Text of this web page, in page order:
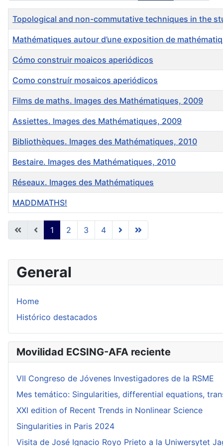
General
Home
Histórico destacados
Movilidad ECSING-AFA reciente
VII Congreso de Jóvenes Investigadores de la RSME
Mes temático: Singularities, differential equations,
XXI edition of Recent Trends in Nonlinear Science
Singularities in Paris 2024
Visita de José Ignacio Royo Prieto a la Uniwersytet
Articles
Title
Topological and non-commutative techniques in the
Mathématiques autour d’une exposition de
Cómo construir moaicos aperiódicos
Como construír mosaicos aperiódicos
Films de maths. Images des Mathématiques, 2009
Assiettes. Images des Mathématiques, 2009
Bibliothèques. Images des Mathématiques, 2010
Bestaire. Images des Mathématiques, 2010
Réseaux. Images des Mathématiques
MADDMATHS!
1 2 3 4